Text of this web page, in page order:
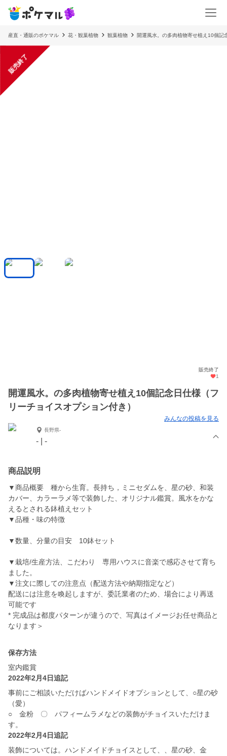
産直・通販のポケマル 花・観葉植物 観葉植物 開運風水。の多肉植物寄せ植え10個記
販売終了
販売終了
1
開運風水。の多肉植物寄せ植え10個記念日仕様（フ
リーチョイスオプション付き）
みんなの投稿を見る
長野県-
- | -
商品説明
▼商品概要 種から生育。長持ち，ミニセダムを、星の砂、和装
カバー、カラーラメ等で装飾した、オリジナル鑑賞。風水をかな
えるとされる鉢植えセット
▼品種・味の特徴
▼数量、分量の目安 10鉢セット
▼栽培/生産方法、こだわり 専用ハウスに音楽で感応させて育ち
ました。
▼注文に際しての注意点（配送方法や納期指定など）
配送には注意を喚起しますが、委託業者のため、場合により再送
可能です
* 完成品は都度パターンが違うので、写真はイメージお任せ商品と
なります＞
保存方法
室内鑑賞
2022年2月4日追記
事前にご相談いただけばハンドメイドオプションとして、○星の砂
（愛）
○ 金粉 〇 パフィームラメなどの装飾がチョイスいただけま
す。
2022年2月4日追記
装飾については。ハンドメイドチョイスとして、、星の砂、金